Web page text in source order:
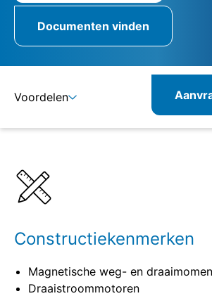
Documenten vinden
Voordelen
Constructiekenmerken
Magnetische weg- en
Draaistroommotoren